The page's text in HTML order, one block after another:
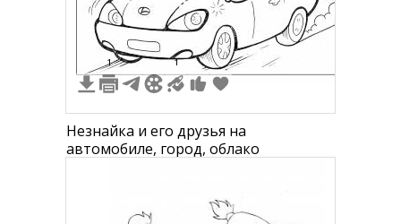
1 1
Незнайка и его друзья на
автомобиле, город, облако